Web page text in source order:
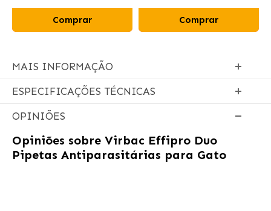
Comprar Comprar
MAIS INFORMAÇÃO
ESPECIFICAÇÕES TÉCNICAS
OPINIÕES
Opiniões sobre Virbac Effipro Duo
Pipetas Antiparasitárias para Gato